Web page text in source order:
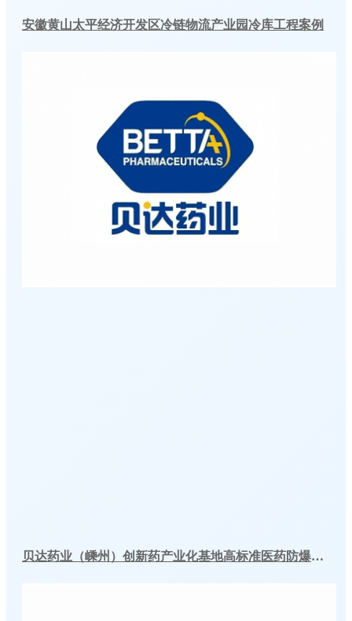
安徽黄山太平经济开发区冷链物流产业园冷库工程案例
贝达药业（嵊州）创新药产业化基地高标准医药防爆冷库建造工程案例